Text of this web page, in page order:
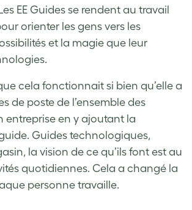
EE Guides se rendent au travail
orienter les gens vers les
et la magie que leur
cela fonctionnait si bien qu’elle a
de poste de l’ensemble des
entreprise en y ajoutant la
Guides technologiques,
la vision de ce qu’ils font est au
quotidiennes. Cela a changé la
personne travaille.